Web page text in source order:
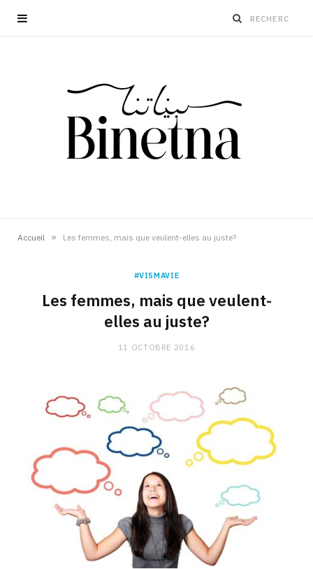
Accueil » Les femmes, mais que veulent-elles au juste?
#VISMAVIE
Les femmes, mais que veulent-
elles au juste?
11 OCTOBRE 2016